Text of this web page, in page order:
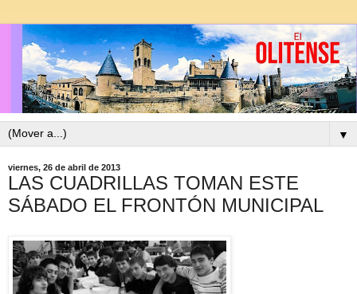
▼
viernes, 26 de abril de 2013
LAS CUADRILLAS TOMAN ESTE
SÁBADO EL FRONTÓN MUNICIPAL